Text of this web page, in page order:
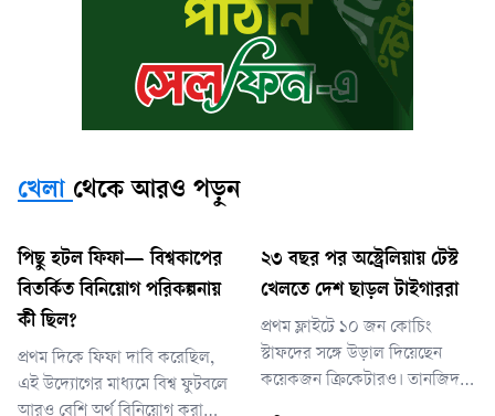
খেলা থেকে আরও পড়ুন
পিছু হটল ফিফা— বিশ্বকাপের
বিতর্কিত বিনিয়োগ পরিকল্পনায়
কী ছিল?
প্রথম দিকে ফিফা দাবি করেছিল,
এই উদ্যোগের মাধ্যমে বিশ্ব ফুটবলে
আরও বেশি অর্থ বিনিয়োগ করা
২৩ বছর পর অস্ট্রেলিয়ায় টেস্ট
খেলতে দেশ ছাড়ল টাইগাররা
প্রথম ফ্লাইটে ১০ জন কোচিং
স্টাফদের সঙ্গে উড়াল দিয়েছেন
কয়েকজন ক্রিকেটারও। তানজিদ